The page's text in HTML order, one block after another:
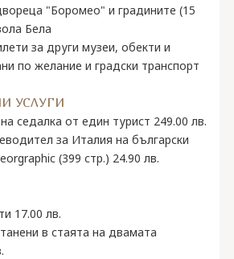
"Боромео" и градините (15
Бела
за други музеи, обекти и
по желание и градски транспорт
УСЛУГИ
седалка от един турист 249.00 лв.
за Италия на български
(399 стр.) 24.90 лв.
17.00 лв.
в стаята на двамата